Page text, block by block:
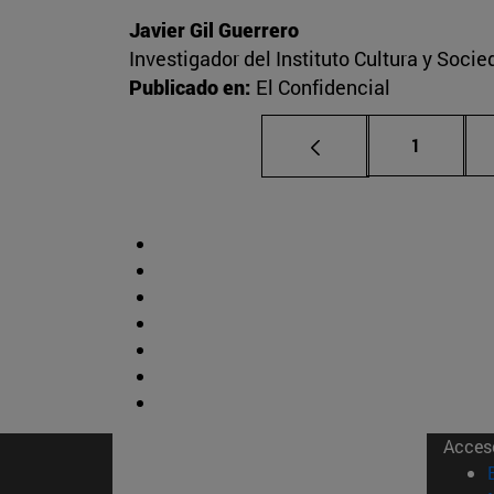
Javier Gil Guerrero
Investigador del Instituto Cultura y
Publicado en: El Confidencial
Página
1